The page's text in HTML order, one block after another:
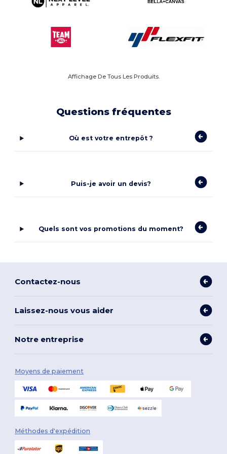
Affichage De Tous Les Produits.
Questions fréquentes
Où est votre entrepôt ?
Puis-je avoir un devis?
Quels sont vos promotions du moment?
Contactez-nous
Laissez-nous vous aider
Notre entreprise
Moyens de paiement
Méthodes d'expédition